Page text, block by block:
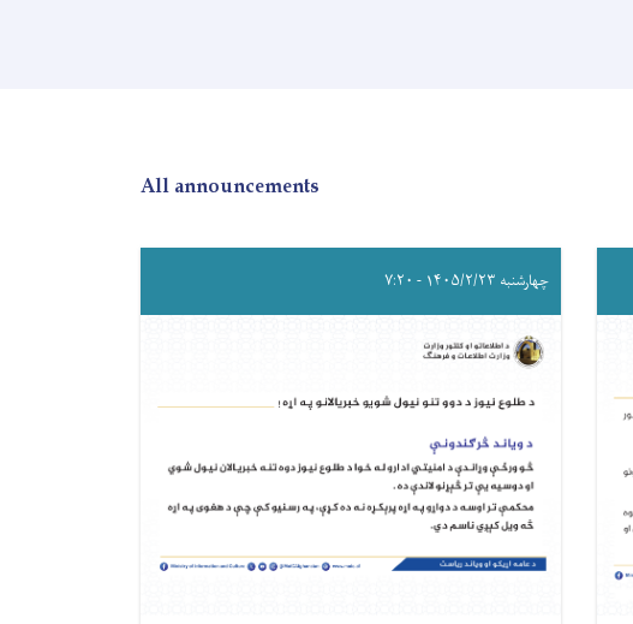
All announcements
چهارشنبه ۱۴۰۵/۲/۲۳ - ۷:۲۰